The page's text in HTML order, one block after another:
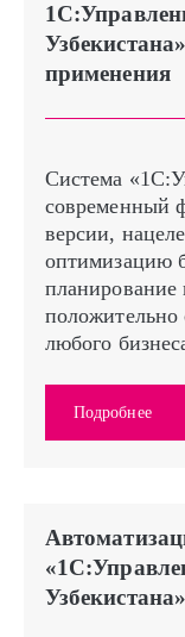
применения
Система
современный
версии,
оптимизацию
положительно
любого
Подробнее
Узбекистана»